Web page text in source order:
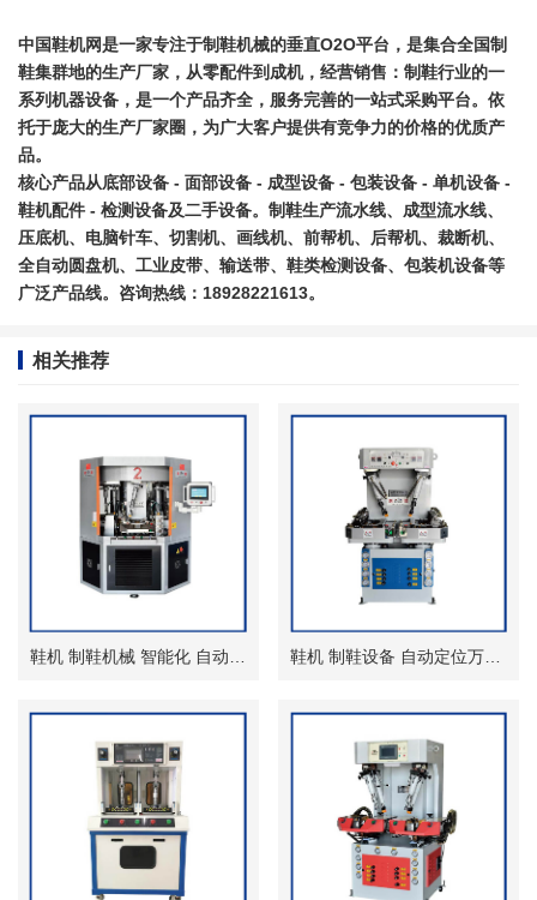
中国鞋机网是一家专注于制鞋机械的垂直O2O平台，是集合全国制
鞋集群地的生产厂家，从零配件到成机，经营销售：制鞋行业的一
系列机器设备，是一个产品齐全，服务完善的一站式采购平台。依
托于庞大的生产厂家圈，为广大客户提供有竞争力的价格的优质产
品。
核心产品从底部设备 - 面部设备 - 成型设备 - 包装设备 - 单机设备 -
鞋机配件 - 检测设备及二手设备。制鞋生产流水线、成型流水线、
压底机、电脑针车、切割机、画线机、前帮机、后帮机、裁断机、
全自动圆盘机、工业皮带、输送带、鞋类检测设备、包装机设备等
广泛产品线。咨询热线：18928221613。
相关推荐